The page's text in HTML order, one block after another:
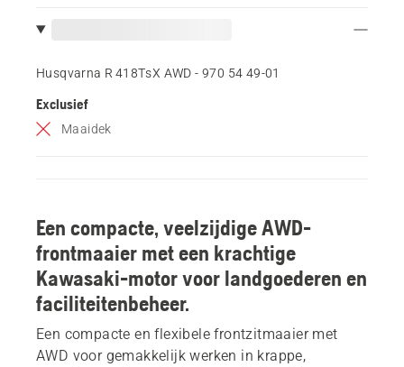
Husqvarna R 418TsX AWD - 970 54 49‑01
Exclusief
Maaidek
Een compacte, veelzijdige AWD-
frontmaaier met een krachtige
Kawasaki-motor voor landgoederen en
faciliteitenbeheer.
Een compacte en flexibele frontzitmaaier met
AWD voor gemakkelijk werken in krappe,